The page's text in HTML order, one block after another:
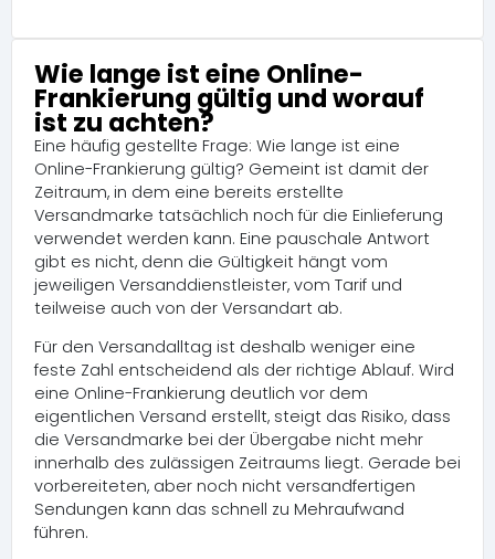
Wie lange ist eine Online-
Frankierung gültig und worauf
ist zu achten?
Eine häufig gestellte Frage: Wie lange ist eine
Online-Frankierung gültig? Gemeint ist damit der
Zeitraum, in dem eine bereits erstellte
Versandmarke tatsächlich noch für die Einlieferung
verwendet werden kann. Eine pauschale Antwort
gibt es nicht, denn die Gültigkeit hängt vom
jeweiligen Versanddienstleister, vom Tarif und
teilweise auch von der Versandart ab.
Für den Versandalltag ist deshalb weniger eine
feste Zahl entscheidend als der richtige Ablauf. Wird
eine Online-Frankierung deutlich vor dem
eigentlichen Versand erstellt, steigt das Risiko, dass
die Versandmarke bei der Übergabe nicht mehr
innerhalb des zulässigen Zeitraums liegt. Gerade bei
vorbereiteten, aber noch nicht versandfertigen
Sendungen kann das schnell zu Mehraufwand
führen.